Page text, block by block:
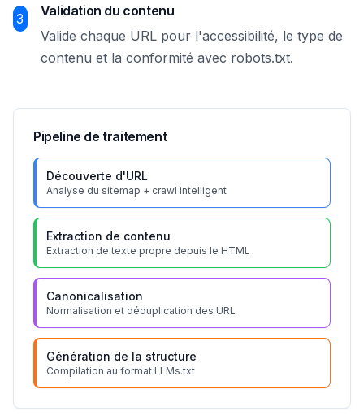
3
Validation du contenu
Valide chaque URL pour l'accessibilité, le type de
contenu et la conformité avec robots.txt.
Pipeline de traitement
Découverte d'URL
Analyse du sitemap + crawl intelligent
Extraction de contenu
Extraction de texte propre depuis le HTML
Canonicalisation
Normalisation et déduplication des URL
Génération de la structure
Compilation au format LLMs.txt